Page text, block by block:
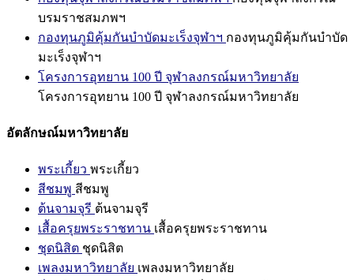
บรมราชสมภพฯ
กองทุนภูมิคุ้มกันบำบัดมะเร็งจุฬาฯ กองทุนภูมิคุ้มกันบำบัด
มะเร็งจุฬาฯ
โครงการอุทยาน 100 ปี จุฬาลงกรณ์มหาวิทยาลัย
โครงการอุทยาน 100 ปี จุฬาลงกรณ์มหาวิทยาลัย
อัตลักษณ์มหาวิทยาลัย
พระเกี้ยว พระเกี้ยว
สีชมพู สีชมพู
ต้นจามจุรี ต้นจามจุรี
เสื้อครุยพระราชทาน เสื้อครุยพระราชทาน
ชุดนิสิต ชุดนิสิต
เพลงมหาวิทยาลัย เพลงมหาวิทยาลัย